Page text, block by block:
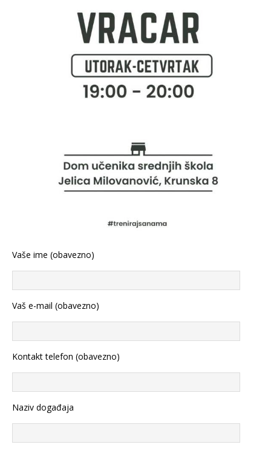
Vaše ime (obavezno)
Vaš e-mail (obavezno)
Kontakt telefon (obavezno)
Naziv događaja